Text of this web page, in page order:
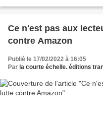
Ce n'est pas aux
contre Amazon
Publié le 17/02/2022 à 16:05
Par la courte échelle. éditions